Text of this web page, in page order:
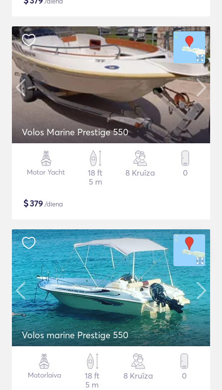
Volos Marine Prestige 550
Motor Yacht
18 ft
5 m
8 Kruīza 0
$379 /diena
Volos marine Prestige 550
Motorlaiva
18 ft
5 m
8 Kruīza 0